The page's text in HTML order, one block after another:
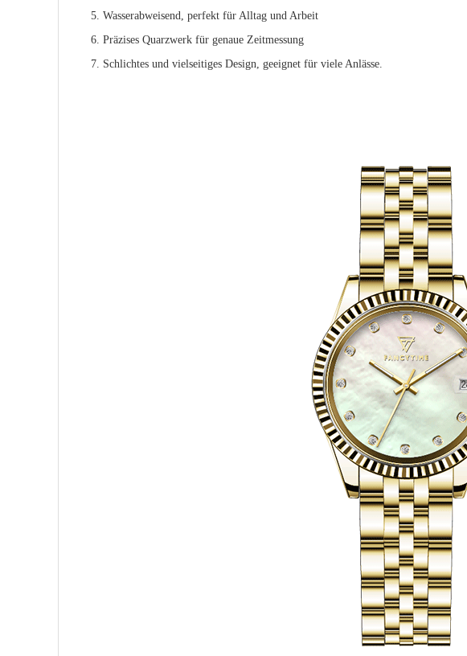
5. Wasserabweisend, perfekt für Alltag und Arbeit
6. Präzises Quarzwerk für genaue Zeitmessung
7. Schlichtes und vielseitiges Design, geeignet für viele Anlässe.